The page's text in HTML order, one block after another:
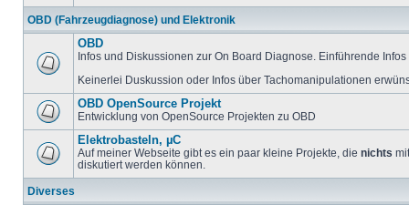
OBD (Fahrzeugdiagnose) und Elektronik
OBD
Infos und Diskussionen zur On Board Diagnose. Einführende
Keinerlei Duskussion oder Infos über Tachomanipulationen
OBD OpenSource Projekt
Entwicklung von OpenSource Projekten zu OBD
Elektrobasteln, µC
Auf meiner Webseite gibt es ein paar kleine Projekte, die nichts
diskutiert werden können.
Diverses